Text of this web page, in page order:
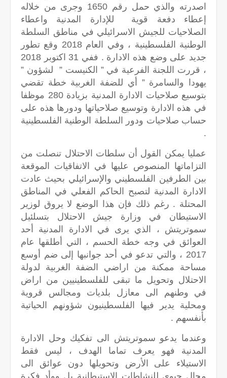
اصدرته والذي حمل رقم 1650 وجرى من خلاله
إعطاء دفعة قوية للإدارة المدنية واعطاء
الصلاحيات للجيش الاسرائيلي في مناطق السلطة
الوطنية الفلسطينية ، وفي العام 2018 وقع تطور
جديد على وضع هذه الادارة . ففي 31 اكتوبر 2018
، قررت اللجنة الفرعية في ” الكنيست ” لشؤون ”
يهودا والسامرة ” أي للضفة الغربية خطة تقضي
بتوسيع صلاحيات الادارة المدنية بزيادة 280 موظفا
في هذه الادارة وتوسيع صلاحياتها ودورها هذه على
حساب صلاحيات ودور السلطة الوطنية الفلسطينية
.
عمليا يمكن القول أن سلطات الاحتلال تنصلت من
التزاماتها المنصوص عليها في الاتفاقيات الموقعة
بين الطرفين الفلسطيني والإسرائيلي بحيث عادت
الادارة المدنية لتصبح الحاكم الفعلي في المناطق
المحتلة . رغم ذلك فإن هذا الوضع لا يروق لوزير
الاستيطان في وزارة جيش الاحتلال بتسلئيل
سموتريتش ، الذي يرى في الادارة المدنية أحد
العوائق في وجه خطة الحسم ، التي أطلقها عام
2017 ، والتي تدعو في أحد جوانبها إلى ضم أوسع
مساحة ممكنة من اراضي الضفة الغربية لدولة
الاحتلال وتحويل ما تبقى للفلسطينيين من اراض
في وطنهم الى معازل بلديات ومجالس قروية
ومحلية يدير فيها الفلسطينيون شؤونهم الحياتية
بأنفسهم .
وعندما يدعو سموتريتش الى تفكيك وحل الادارة
المدنية فهو يعرف تماما الهدف ، ليس فقط
الاستيلاء على الأرض وتحويلها دون عوائق الى